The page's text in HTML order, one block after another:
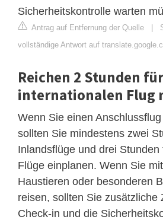
Sicherheitskontrolle warten
Antrag auf Entfernung der Quelle |
vollständige Antwort auf
Reichen 2 Stunden
internationalen Flug
Wenn Sie einen
sollten Sie mindestens zwei
Inlandsflüge und drei
Flüge einplanen. Wenn Sie
Haustieren oder besonderen
reisen, sollten Sie zusätzliche
Check-in und die